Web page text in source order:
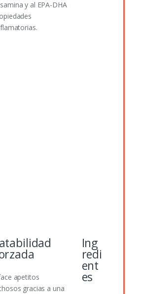
y al EPA-DHA
apetitos
gracias a una
Ing
redi
ent
es